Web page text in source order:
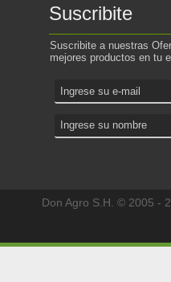
Suscribite
Suscribite a nuestras
mejores productos en tu
Don Agro S.H. © 2005 -